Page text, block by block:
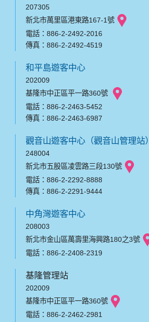
207305
新北市萬里區港東路167-1號
電話：886-2-2492-2016
傳真：886-2-2492-4519
和平島遊客中心
202009
基隆市中正區平一路360號
電話：886-2-2463-5452
傳真：886-2-2463-6987
觀音山遊客中心（觀音山管理站）
248004
新北市五股區凌雲路三段130號
電話：886-2-2292-8888
傳真：886-2-2291-9444
中角灣遊客中心
208003
新北市金山區萬壽里海興路180之3號
電話：886-2-2408-2319
基隆管理站
202009
基隆市中正區平一路360號
電話：886-2-2462-2981